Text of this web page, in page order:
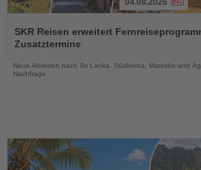
Sie
die
04.08.2026
SKR Reisen erweitert
Zusatztermine
Neue Abreisen nach Sri Lanka, Südkorea, Marokko und
Nachfrage